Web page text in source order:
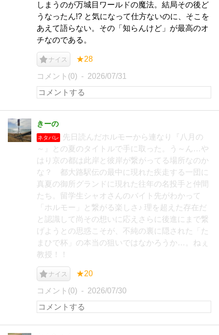
しまうのが万城目ワールドの魔法。結局その後ど
うなったん!? と気になって仕方ないのに、そこを
あえて語らない。その「知らんけど」が最高のオ
チなのである。
ナイス ★28
コメント(0) 2026/07/31
きーの
ネタバレ
先日読んだホルモーから連なり『八月の
～』との夏のタイトルで手に取った。う～ん…や
はり京の都は此岸と彼岸が繋がってる場所なのか
な？ 都大路駅伝の最中に現れた疾走する一団に
真夏の御所グランドに現れた往年の名投手と仲間
たち。留学生シャオさんのバイト先がわかって
「ホルモー」と繋がる楽しさ♪ 理を超えた存在だ
と認識して尚その想いに応えさらに後進にまで繋
げようとの思惑こそが、不純の裏に隠された「た
まひで杯」の本当の狙いではなかろうか…。ねぇ
教授！！
ナイス ★20
コメント(0) 2026/07/30